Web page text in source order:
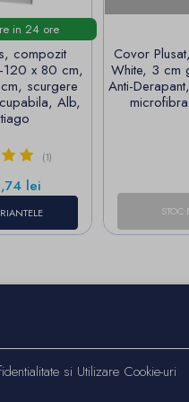
in 24 ore
compozit
x 80 cm,
scurgere
Alb,
(1)
lei
Covor
White, 3 cm
Anti-
STOC
si Utilizare Cookie-uri